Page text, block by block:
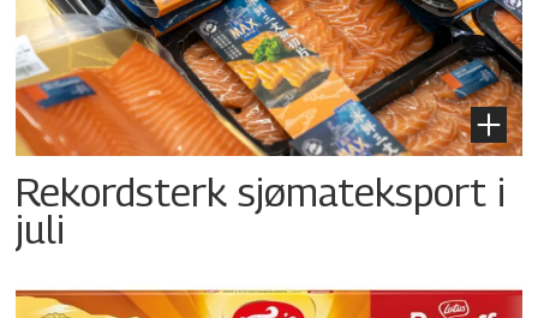
Rekordsterk sjømateksport i
juli